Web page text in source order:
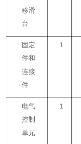
移滑
台
固定
件和
连接
件
1
电气
控制
单元
1